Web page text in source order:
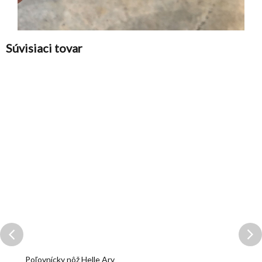
Súvisiaci tovar
Poľovnícky nôž Helle Arv